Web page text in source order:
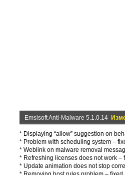
Emsisoft Anti-Malware 5.1.0.14
* Displaying “allow” suggestion on
* Problem with scheduling system –
* Weblink on malware removal
* Refreshing licenses does not work –
* Update animation does not stop